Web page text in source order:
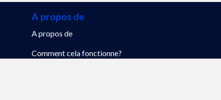
A propos de
A propos de
Comment cela fonctionne?